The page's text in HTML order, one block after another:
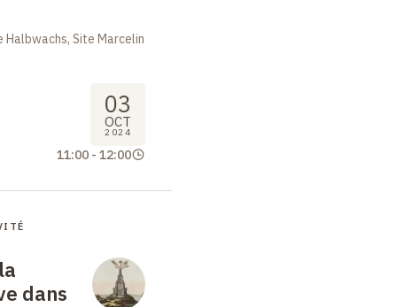
Site Marcelin
03
OCT
2024
11:00 - 12:00
dans